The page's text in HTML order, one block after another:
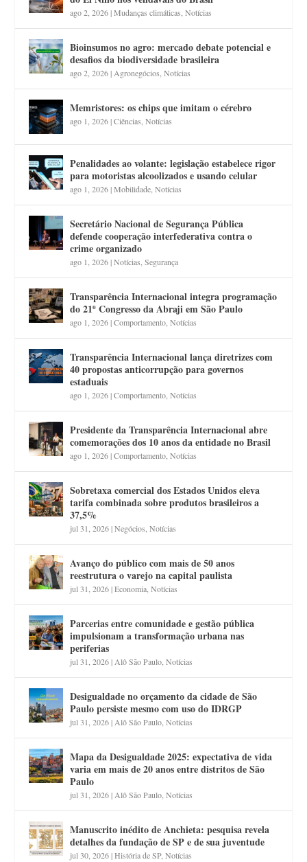
ago 2, 2026|Mudanças climáticas,Notícias
Bioinsumos no agro: mercado debate potencial e
desafios da biodiversidade brasileira
ago 2, 2026|Agronegócios,Notícias
Memristores: os chips que imitam o cérebro
ago 1, 2026|Ciências,Notícias
Penalidades ao volante: legislação estabelece rigor
para motoristas alcoolizados e usando celular
ago 1, 2026|Mobilidade,Notícias
Secretário Nacional de Segurança Pública
defende cooperação interfederativa contra o
crime organizado
ago 1, 2026|Notícias,Segurança
Transparência Internacional integra programação
do 21º Congresso da Abraji em São Paulo
ago 1, 2026|Comportamento,Notícias
Transparência Internacional lança diretrizes com
40 propostas anticorrupção para governos
estaduais
ago 1, 2026|Comportamento,Notícias
Presidente da Transparência Internacional abre
comemorações dos 10 anos da entidade no Brasil
ago 1, 2026|Comportamento,Notícias
Sobretaxa comercial dos Estados Unidos eleva
tarifa combinada sobre produtos brasileiros a
37,5%
jul 31, 2026|Negócios,Notícias
Avanço do público com mais de 50 anos
reestrutura o varejo na capital paulista
jul 31, 2026|Economia,Notícias
Parcerias entre comunidade e gestão pública
impulsionam a transformação urbana nas
periferias
jul 31, 2026|Alô São Paulo,Notícias
Desigualdade no orçamento da cidade de São
Paulo persiste mesmo com uso do IDRGP
jul 31, 2026|Alô São Paulo,Notícias
Mapa da Desigualdade 2025: expectativa de vida
varia em mais de 20 anos entre distritos de São
Paulo
jul 31, 2026|Alô São Paulo,Notícias
Manuscrito inédito de Anchieta: pesquisa revela
detalhes da fundação de SP e de sua juventude
jul 30, 2026|História de SP,Notícias